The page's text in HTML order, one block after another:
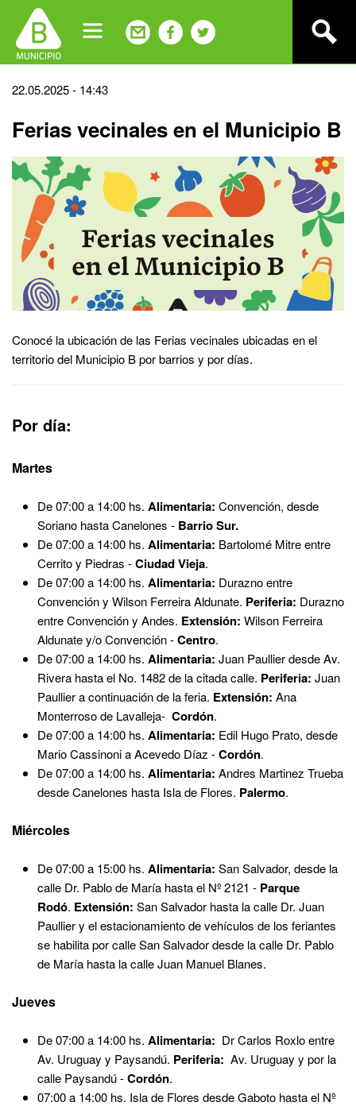
navigation
Back
top
22.05.2025 - 14:43
Ferias vecinales en el Municipio B
Conocé la ubicación de las Ferias vecinales ubicadas en el
territorio del Municipio B por barrios y por días.
Por día:
Martes
De 07:00 a 14:00 hs. Alimentaria: Convención, desde
Soriano hasta Canelones - Barrio Sur.
De 07:00 a 14:00 hs. Alimentaria: Bartolomé Mitre entre
Cerrito y Piedras -Ciudad Vieja.
De 07:00 a 14:00 hs. Alimentaria: Durazno entre
Convención y Wilson Ferreira Aldunate. Periferia: Durazno
entre Convención y Andes. Extensión: Wilson Ferreira
Aldunate y/o Convención -Centro.
De 07:00 a 14:00 hs. Alimentaria: Juan Paullier desde Av.
Rivera hasta el No. 1482 de la citada calle. Periferia: Juan
Paullier a continuación de la feria. Extensión: Ana
Monterroso de Lavalleja- Cordón.
De 07:00 a 14:00 hs. Alimentaria: Edil Hugo Prato, desde
Mario Cassinoni a Acevedo Díaz -Cordón.
De 07:00 a 14:00 hs. Alimentaria: Andres Martinez Trueba
desde Canelones hasta Isla de Flores. Palermo.
Miércoles
De 07:00 a 15:00 hs. Alimentaria: San Salvador, desde la
calle Dr. Pablo de María hasta el Nº 2121 - Parque
Rodó. Extensión: San Salvador hasta la calle Dr. Juan
Paullier y el estacionamiento de vehículos de los feriantes
se habilita por calle San Salvador desde la calle Dr. Pablo
de María hasta la calle Juan Manuel Blanes.
Jueves
De 07:00 a 14:00 hs. Alimentaria: Dr Carlos Roxlo entre
Av. Uruguay y Paysandú. Periferia: Av. Uruguay y por la
calle Paysandú -Cordón.
07:00 a 14:00 hs. Isla de Flores desde Gaboto hasta el Nº